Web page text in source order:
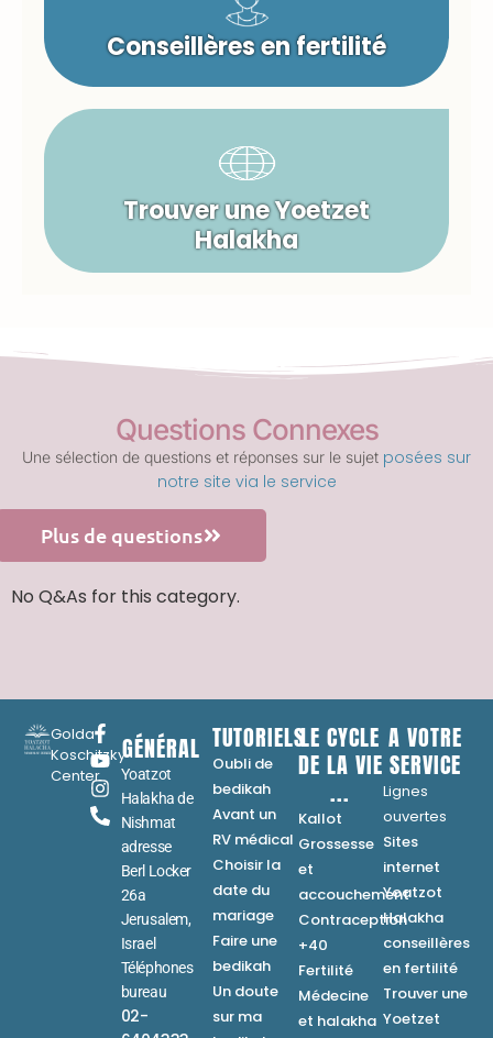
Conseillères en fertilité
Trouver une Yoetzet
Halakha
Questions Connexes
Une sélection de questions et réponses sur le sujet posées sur
notre site via le service
Plus de questions
No Q&As for this category.
Golda
Koschitzky
Center
GÉNÉRAL
Yoatzot
Halakha de
Nishmat
adresse
Berl Locker
26a
Jerusalem,
Israel
Téléphones
bureau
02-
TUTORIELS
Oubli de
bedikah
Avant un
RV médical
Choisir la
date du
mariage
Faire une
bedikah
Un doute
sur ma
LE CYCLE
DE LA VIE
...
Kallot
Grossesse
et
accouchement
Contraception
+40
Fertilité
Médecine
et halakha
A VOTRE
SERVICE
Lignes
ouvertes
Sites
internet
Yoatzot
Halakha
conseillères
en fertilité
Trouver une
Yoetzet